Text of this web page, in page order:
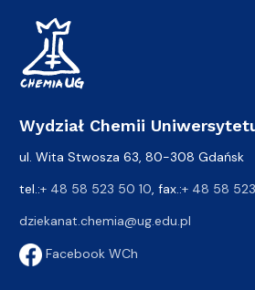
Wydział Chemii
ul. Wita Stwosza 63, 80-308 Gdańsk
tel.:+ 48 58 523 50 10 , fax.:+ 48 58
dziekanat.chemia@ug.edu.pl
Facebook WCh